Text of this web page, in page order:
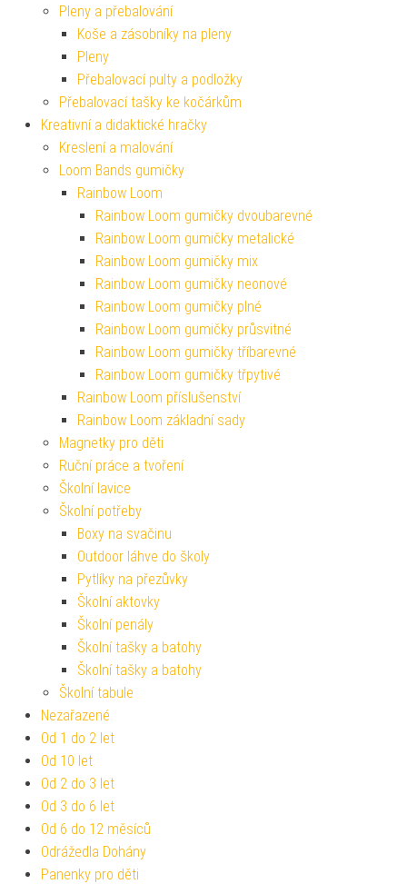
Pleny a přebalování
Koše a zásobníky na pleny
Pleny
Přebalovací pulty a podložky
Přebalovací tašky ke kočárkům
Kreativní a didaktické hračky
Kreslení a malování
Loom Bands gumičky
Rainbow Loom
Rainbow Loom gumičky dvoubarevné
Rainbow Loom gumičky metalické
Rainbow Loom gumičky mix
Rainbow Loom gumičky neonové
Rainbow Loom gumičky plné
Rainbow Loom gumičky průsvitné
Rainbow Loom gumičky tříbarevné
Rainbow Loom gumičky třpytivé
Rainbow Loom příslušenství
Rainbow Loom základní sady
Magnetky pro děti
Ruční práce a tvoření
Školní lavice
Školní potřeby
Boxy na svačinu
Outdoor láhve do školy
Pytlíky na přezůvky
Školní aktovky
Školní penály
Školní tašky a batohy
Školní tašky a batohy
Školní tabule
Nezařazené
Od 1 do 2 let
Od 10 let
Od 2 do 3 let
Od 3 do 6 let
Od 6 do 12 měsíců
Odrážedla Dohány
Panenky pro děti